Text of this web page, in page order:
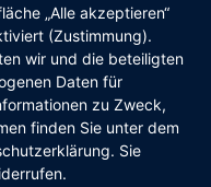
„Alle akzeptieren“
(Zustimmung).
wir und die beteiligten
Daten für
zu Zweck,
finden Sie unter dem
Sie